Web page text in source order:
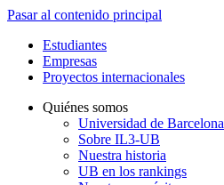
Pasar al contenido principal
Estudiantes
Empresas
Proyectos internacionales
Quiénes somos
Universidad de Barcelona
Sobre IL3-UB
Nuestra historia
UB en los rankings